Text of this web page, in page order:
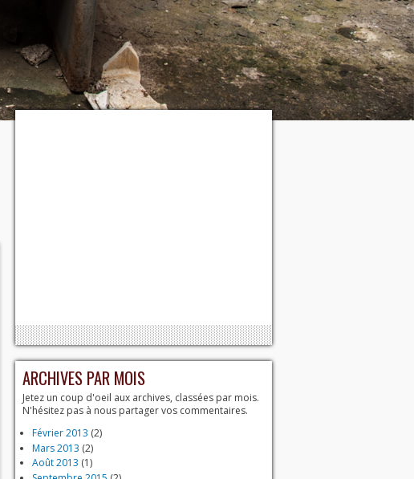
ARCHIVES PAR MOIS
Jetez un coup d'oeil aux archives, classées par mois.
N'hésitez pas à nous partager vos commentaires.
Février 2013 (2)
Mars 2013 (2)
Août 2013 (1)